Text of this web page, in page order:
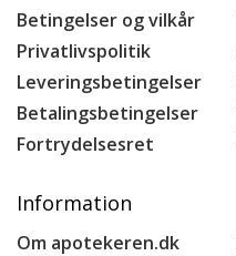
Betingelser og vilkår
Privatlivspolitik
Leveringsbetingelser
Betalingsbetingelser
Fortrydelsesret
Information
Om apotekeren.dk